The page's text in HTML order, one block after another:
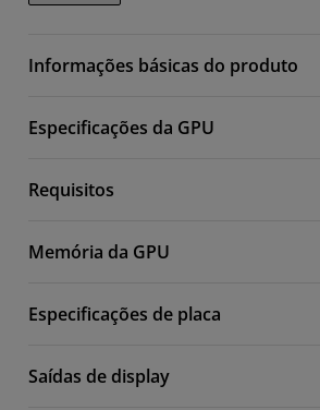
Informações básicas do produto
Especificações da GPU
Requisitos
Memória da GPU
Especificações de placa
Saídas de display